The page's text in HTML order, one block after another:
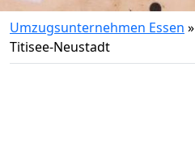
Umzugsunternehmen Essen »
Titisee-Neustadt